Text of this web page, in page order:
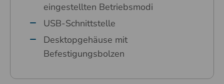
eingestellten Betriebsmodi
USB-Schnittstelle
Desktopgehäuse mit
Befestigungsbolzen